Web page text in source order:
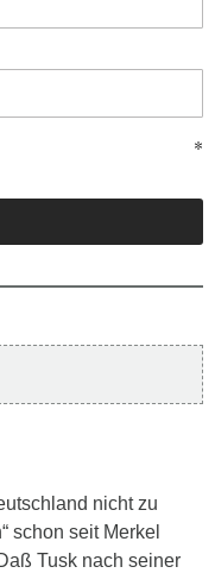
nicht zu
schon seit Merkel
Tusk nach seiner